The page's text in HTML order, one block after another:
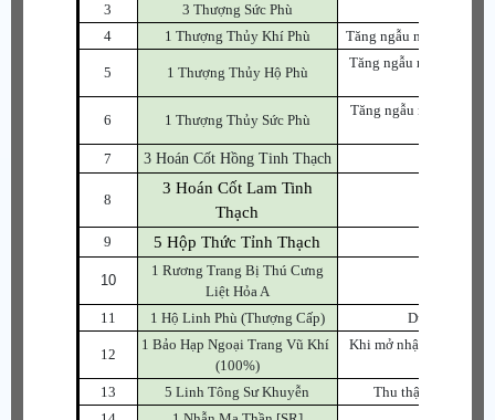
3
3 Thượng Sức Phù
4
1 Thượng Thủy Khí Phù Tăng ngẫu nhiên 1~3
5 1 Thượng Thủy Hộ Phù
Tăng ngẫu nhiên 1~3
6 1 Thượng Thủy Sức Phù
Tăng ngẫu nhiên 1~3
7 3 Hoán Cốt Hồng Tinh Thạch
8
3 Hoán Cốt Lam Tinh
Thạch
9 5 Hộp Thức Tỉnh Thạch
10
1 Rương Trang Bị Thú Cưng
Liệt Hỏa A
11 1 Hộ Linh Phù (Thượng Cấp) Dùng để bảo
12
1 Bảo Hạp Ngoại Trang Vũ Khí
(100%)
Khi mở nhận ngẫu
13
5 Linh Tông Sư Khuyễn
Thu thập đủ Linh